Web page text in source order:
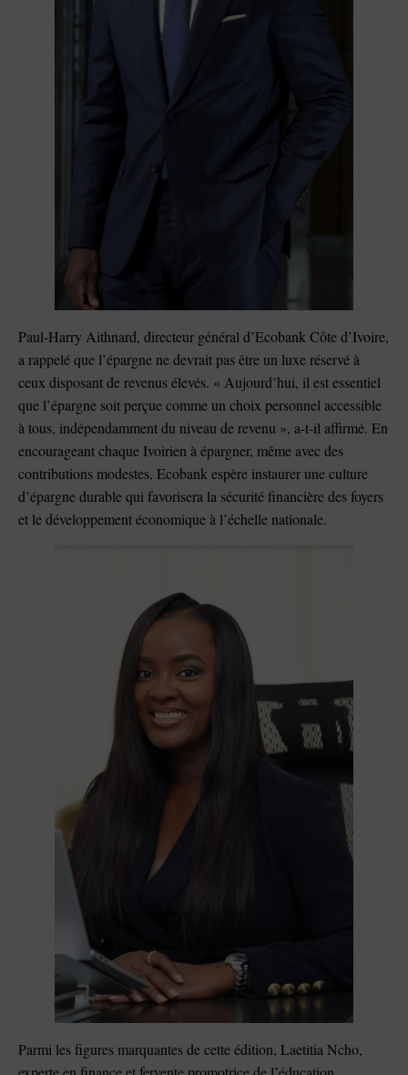
Paul-Harry Aithnard, directeur général d’Ecobank Côte d’Ivoire,
a rappelé que l’épargne ne devrait pas être un luxe réservé à
ceux disposant de revenus élevés. « Aujourd’hui, il est essentiel
que l’épargne soit perçue comme un choix personnel accessible
à tous, indépendamment du niveau de revenu », a-t-il affirmé. En
encourageant chaque Ivoirien à épargner, même avec des
contributions modestes, Ecobank espère instaurer une culture
d’épargne durable qui favorisera la sécurité financière des foyers
et le développement économique à l’échelle nationale.
Parmi les figures marquantes de cette édition, Laetitia Ncho,